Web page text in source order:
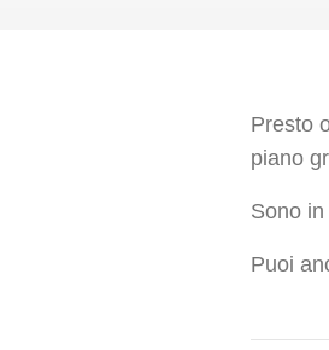
Presto
piano
Sono
Puoi